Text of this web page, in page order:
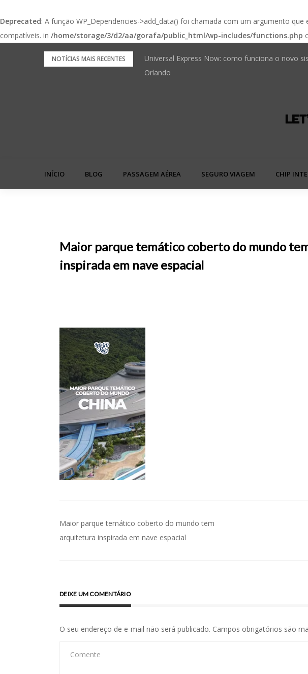
Deprecated: A função WP_Dependencies->add_data() foi chamada com um argumento que
compatíveis. in /home/storage/3/d2/aa/gorafa/public_html/wp-includes/functions.php
NOTÍCIAS MAIS RECENTES
Universal Express Now: como funciona o novo
Orlando
FNRH Digital: o check-in em hotéis brasileiros
próxima viagem
INÍCIO BLOG PASSAGEM AÉREA SEGURO VIAGEM CHIP
Maior parque temático coberto do mundo
inspirada em nave espacial
Navegação
de
Maior parque temático coberto do mundo tem
arquitetura inspirada em nave espacial
DEIXE UM COMENTÁRIO
O seu endereço de e-mail não será publicado. Campos obrigatórios são